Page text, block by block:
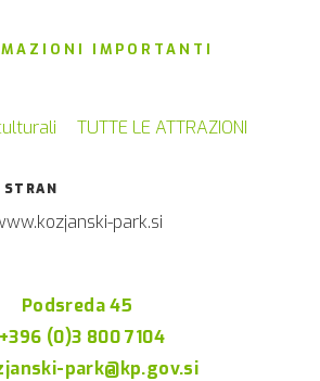
IMPORTANTI
TUTTE LE ATTRAZIONI
park.si
Podsreda 45
+396 (0)3 800 7104
park@kp.gov.si